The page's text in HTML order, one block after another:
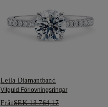
Leila Diamantband
Vitguld Förlovningsringar
FrånSEK 13 764,17